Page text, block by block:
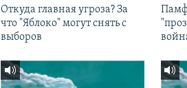
Откуда главная угроза? За
что "Яблоко" могут снять с
выборов